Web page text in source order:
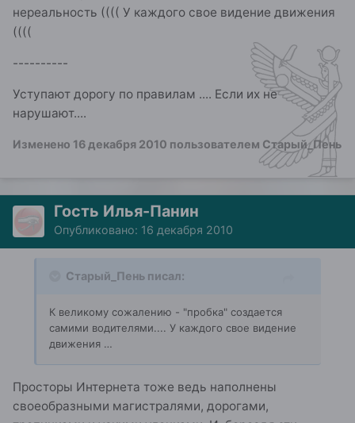
нереальность (((( У каждого свое видение движения
((((
----------
Уступают дорогу по правилам .... Если их не
нарушают....
Изменено 16 декабря 2010 пользователем Старый_Пень
Гость Илья-Панин
Опубликовано: 16 декабря 2010
Старый_Пень писал:
К великому сожалению - "пробка" создается
самими водителями.... У каждого свое видение
движения …
Просторы Интернета тоже ведь наполнены
своеобразными магистралями, дорогами,